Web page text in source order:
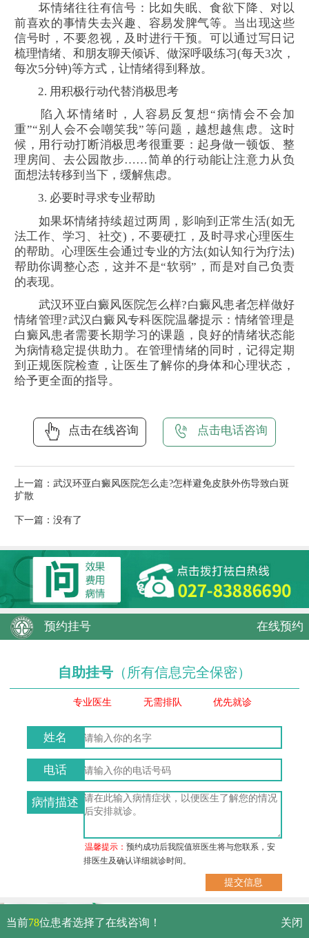
坏情绪往往有信号：比如失眠、食欲下降、对以
前喜欢的事情失去兴趣、容易发脾气等。当出现这些
信号时，不要忽视，及时进行干预。可以通过写日记
梳理情绪、和朋友聊天倾诉、做深呼吸练习(每天3次，
每次5分钟)等方式，让情绪得到释放。
2. 用积极行动代替消极思考
陷入坏情绪时，人容易反复想“病情会不会加
重”“别人会不会嘲笑我”等问题，越想越焦虑。这时
候，用行动打断消极思考很重要：起身做一顿饭、整
理房间、去公园散步……简单的行动能让注意力从负
面想法转移到当下，缓解焦虑。
3. 必要时寻求专业帮助
如果坏情绪持续超过两周，影响到正常生活(如无
法工作、学习、社交)，不要硬扛，及时寻求心理医生
的帮助。心理医生会通过专业的方法(如认知行为疗法)
帮助你调整心态，这并不是“软弱”，而是对自己负责
的表现。
武汉环亚白癜风医院怎么样?白癜风患者怎样做好
情绪管理?武汉白癜风专科医院温馨提示：情绪管理是
白癜风患者需要长期学习的课题，良好的情绪状态能
为病情稳定提供助力。在管理情绪的同时，记得定期
到正规医院检查，让医生了解你的身体和心理状态，
给予更全面的指导。
点击在线咨询 点击电话咨询
上一篇： 武汉环亚白癜风医院怎么走?怎样避免皮肤外伤导致白斑
扩散
下一篇：没有了
预约挂号 在线预约
自助挂号 （所有信息完全保密）
专业医生 无需排队 优先就诊
姓名
电话
病情描述
温馨提示：预约成功后我院值班医生将与您联系，安
排医生及确认详细就诊时间。
武汉市硚口区解放大道479号
免费电话：
当前78位患者选择了在线咨询！ 关闭